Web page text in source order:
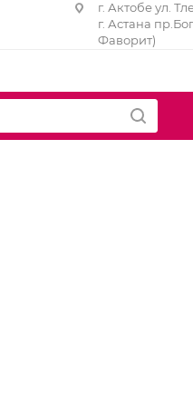
г. Актобе ул.
г. Астана
Фаворит)